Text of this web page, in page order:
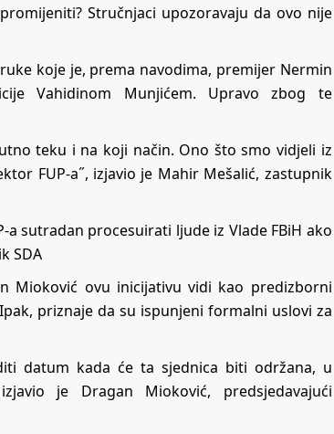
Stručnjaci upozoravaju da ovo nije
koje je, prema navodima, premijer Nermin
Vahidinom Munjićem. Upravo zbog te
teku i na koji način. Ono što smo vidjeli iz
FUP-a˝, izjavio je Mahir Mešalić, zastupnik
sutradan procesuirati ljude iz Vlade FBiH ako
SDA
Mioković ovu inicijativu vidi kao predizborni
priznaje da su ispunjeni formalni uslovi za
datum kada će ta sjednica biti održana, u
je Dragan Mioković, predsjedavajući